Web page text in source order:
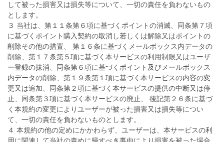
して被った損害又は損失等について、一切の責任を負わないもの
とします。
３ 当社は、第１１条第６項に基づくポイントの消滅、同条第７項
に基づくポイント購入契約の取消し若しくは解除又はポイントの
削除その他の措置、 第１６条に基づくメールボックス内データの
削除、第１７条第５項に基づく本サービスの利用制限又はユーザ
ー登録の抹消、同条第６項に基づくポイント及びメールボックス
内データの削除、第１９条第１項に基づく本サービスの内容の変
更又は追加、同条第２項に基づく本サービスの提供の中断又は停
止、同条第３項に基づく本サービスの廃止、 後記第２６条に基づ
く本規約の変更によりユーザーが被った損害又は損失等につい
て、一切の責任を負わないものとします。
４ 本規約の他の定めにかかわらず、ユーザーは、本サービスの利